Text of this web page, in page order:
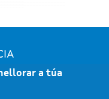
pola Xunta de Galicia
a túa